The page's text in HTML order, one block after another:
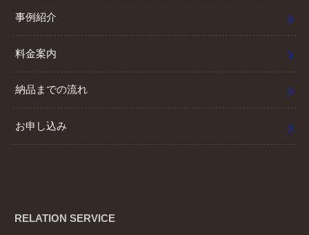
事例紹介
料金案内
納品までの流れ
お申し込み
RELATION SERVICE